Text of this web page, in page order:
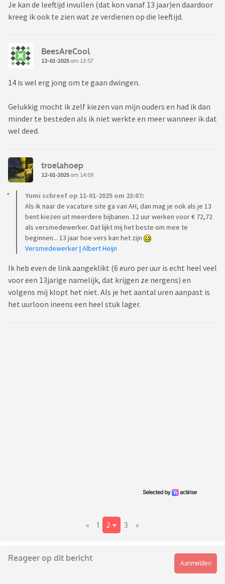
Je kan de leeftijd invullen (dat kon vanaf 13 jaar)en daardoor
kreeg ik ook te zien wat ze verdienen op die leeftijd.
BeesAreCool
12-01-2025 om 13:57
14 is wel erg jong om te gaan dwingen.
Gelukkig mocht ik zelf kiezen van mijn ouders en had ik dan
minder te besteden als ik niet werkte en meer wanneer ik dat
wel deed.
troelahoep
12-01-2025 om 14:09
Yumi schreef op 11-01-2025 om 23:07:
Als ik naar de vacature site ga van AH, dan mag je ook als je 13
bent kiezen uit meerdere bijbanen. 12 uur werken voor € 72,72
als versmedewerker. Dat lijkt mij het beste om mee te
beginnen... 13 jaar hoe vers kan het zijn
Versmedewerker | Albert Heijn
Ik heb even de link aangeklikt (6 euro per uur is echt heel veel
voor een 13jarige namelijk, dat krijgen ze nergens) en
volgens mij klopt het niet. Als je het aantal uren aanpast is
het uurloon ineens een heel stuk lager.
« 1 2 3 »
Reageer op dit bericht
Aanmelden